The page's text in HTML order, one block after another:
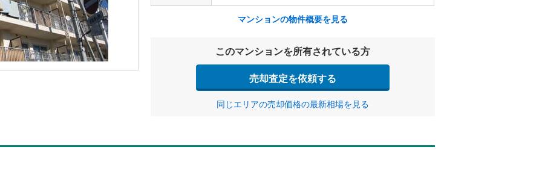
マンションの物件概要を見る
このマンションを所有されている方
売却査定を依頼する
同じエリアの売却価格の最新相場を見る